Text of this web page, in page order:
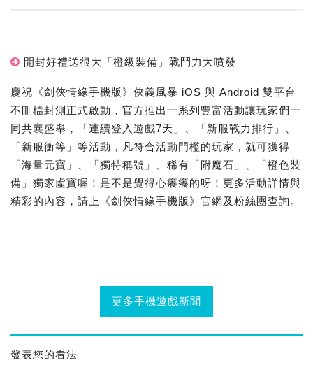
開封好禮送很大「橙級裝備」戰鬥力大噴發
慶祝《劍俠情緣手機版》俠義風暴 iOS 與 Android 雙平台
不刪檔封測正式啟動，官方推出一系列豐富活動讓玩家們一
同共襄盛舉，「連續登入遊戲7天」、「新服戰力排行」、
「新服衝等」等活動，凡符合活動門檻的玩家，就可獲得
「海量元寶」、「獨特稱號」、稀有「附魔石」、「橙色裝
備」獨家虛寶喔！是不是覺得心癢癢的呀！更多活動詳情與
精彩的內容，請上《劍俠情緣手機版》官網及粉絲團查詢。
更多手機遊戲新聞
發表您的看法